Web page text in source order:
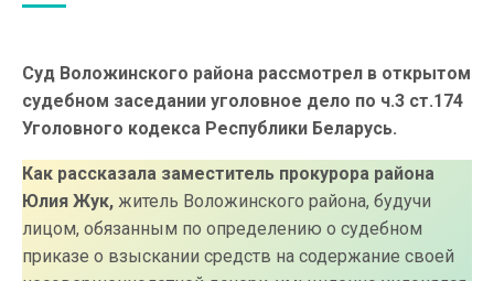
Суд Воложинского района рассмотрел в открытом
судебном заседании уголовное дело по ч.3 ст.174
Уголовного кодекса Республики Беларусь.
Как рассказала заместитель прокурора района
Юлия Жук, житель Воложинского района, будучи
лицом, обязанным по определению о судебном
приказе о взыскании средств на содержание своей